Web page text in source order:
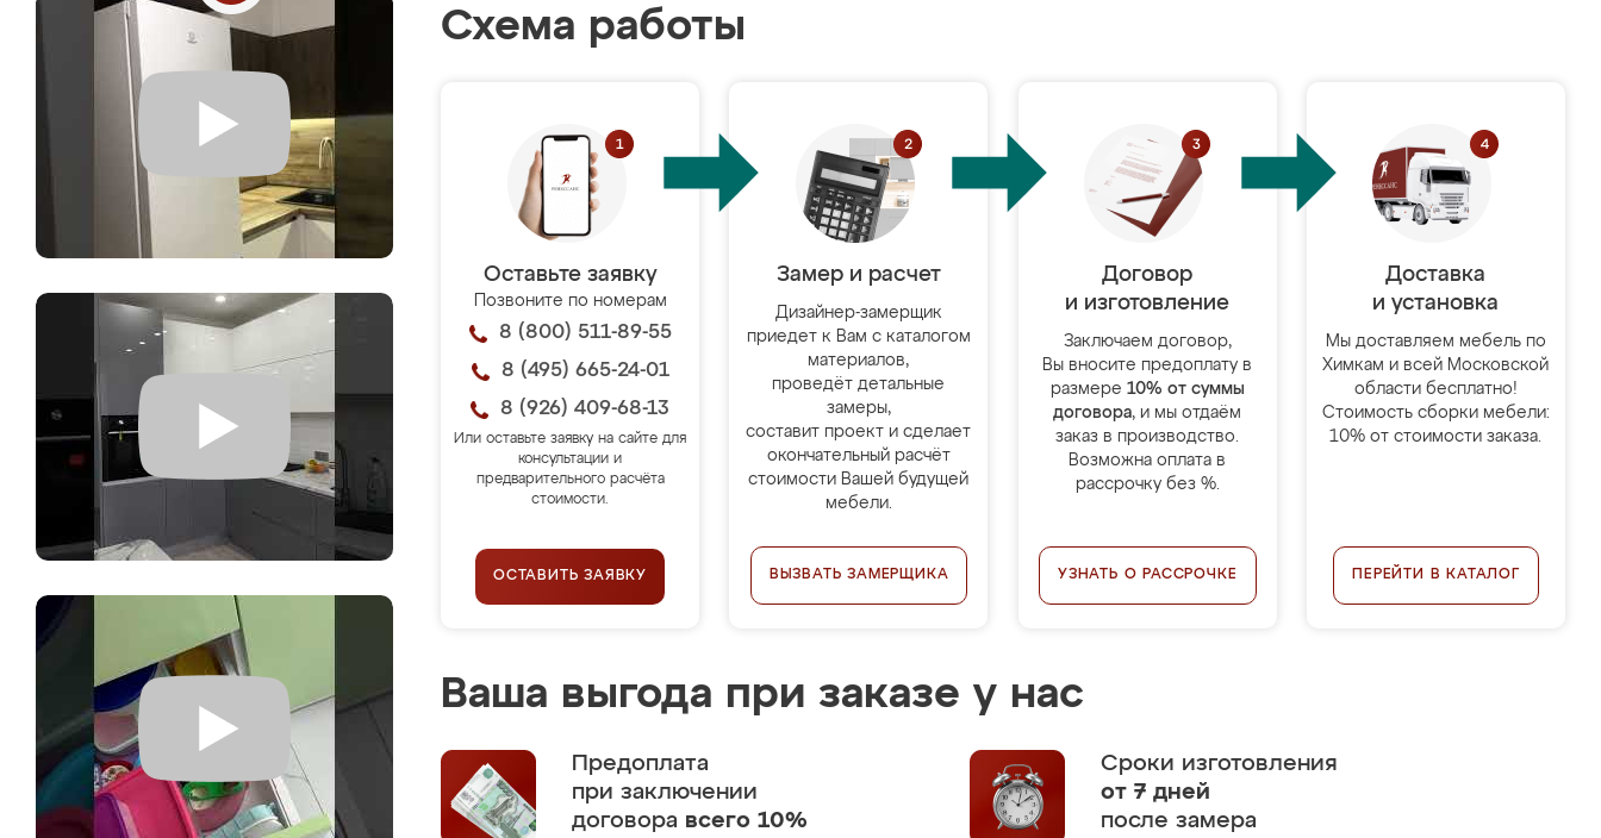
Схема работы
Оставьте заявку
Позвоните по номерам
8 (800) 511-89-55
8 (495) 665-24-01
8 (926) 409-68-13
Или оставьте заявку на сайте для
консультации и
предварительного расчёта
стоимости.
ОСТАВИТЬ ЗАЯВКУ
Замер и расчет
Дизайнер-замерщик
приедет к Вам с каталогом
материалов,
проведёт детальные
замеры,
составит проект и сделает
окончательный расчёт
стоимости Вашей будущей
мебели.
ВЫЗВАТЬ ЗАМЕРЩИКА
Договор
и изготовление
Заключаем договор,
Вы вносите предоплату в
размере 10% от суммы
договора, и мы отдаём
заказ в производство.
Возможна оплата в
рассрочку без %.
УЗНАТЬ О РАССРОЧКЕ
Доставка
и установка
Мы доставляем мебель по
Химкам и всей Московской
области бесплатно!
Стоимость сборки мебели:
10% от стоимости заказа.
ПЕРЕЙТИ В КАТАЛОГ
Ваша выгода при заказе у нас
Предоплата
при заключении
договора всего 10%
Сроки изготовления
от 7 дней
после замера